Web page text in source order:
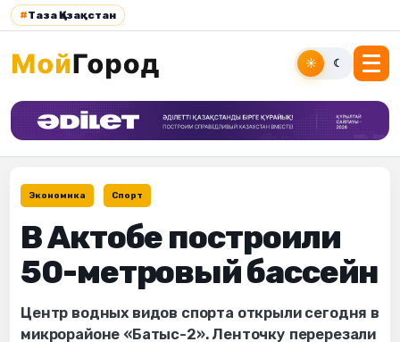
#Таза Қазақстан
☀ ☾
Экономика Спорт
В Актобе построили
50-метровый бассейн
Центр водных видов спорта открыли сегодня в
микрорайоне «Батыс-2». Ленточку перерезали